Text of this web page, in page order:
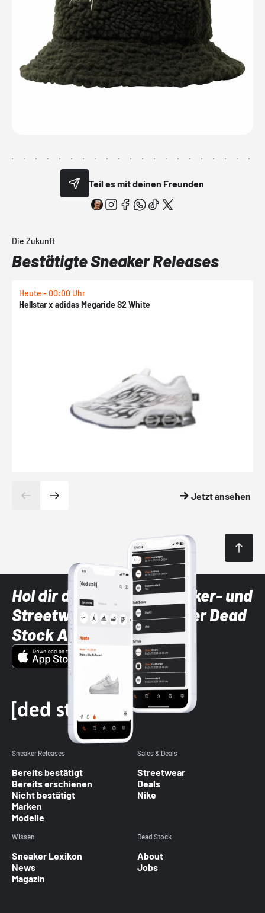
Teil es mit deinen Freunden
Die Zukunft
Bestätigte Sneaker Releases
Heute - 00:00 Uhr
Hellstar x adidas Megaride S2 White
Jetzt ansehen
Hol dir die neuesten Sneaker- und
Streetwear-Brands mit der Dead
Stock App
Sneaker Releases
Bereits bestätigt
Bereits erschienen
Nicht bestätigt
Marken
Modelle
Sales & Deals
Streetwear
Deals
Nike
Wissen
Sneaker Lexikon
News
Magazin
Dead Stock
About
Jobs